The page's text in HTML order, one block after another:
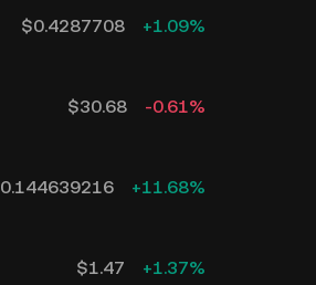
$0.4287708 +1.09%
$30.68 -0.61%
0.144639216 +11.68%
$1.47 +1.37%